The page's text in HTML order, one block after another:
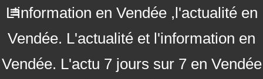
L'information en Vendée ,l'actualité en
Vendée. L'actualité et l'information en
Vendée. L'actu 7 jours sur 7 en Vendée